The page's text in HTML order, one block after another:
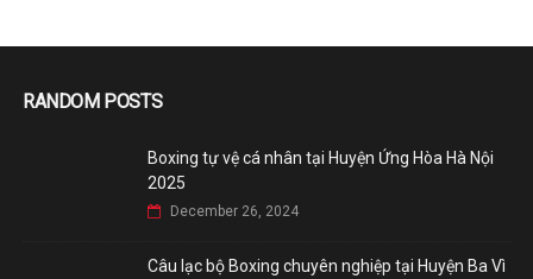
RANDOM POSTS
Boxing tự vệ cá nhân tại Huyện Ứng Hòa Hà Nội
2025
December 26, 2024
Câu lạc bộ Boxing chuyên nghiệp tại Huyện Ba Vì